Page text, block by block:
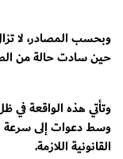
وبحسب المصادر، لا
حين سادت حالة من
وتأتي هذه الواقعة في
وسط دعوات إلى سرعة
القانونية اللازمة.